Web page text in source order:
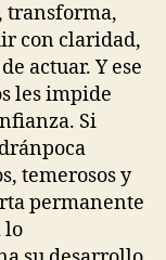
transforma,
con claridad,
actuar. Y ese
les impide
Si
temerosos y
permanente
lo